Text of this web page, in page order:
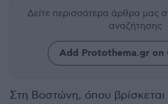
Δείτε περισσότερα άρθρα μας
αναζήτησης
Add Protothema.gr on
Στη Βοστώνη, όπου βρίσκεται